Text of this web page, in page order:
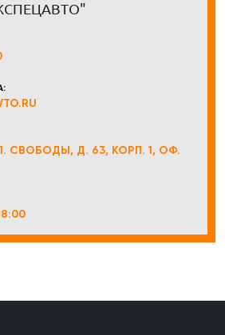
СВОБОДЫ, Д. 63, КОРП. 1, ОФ.